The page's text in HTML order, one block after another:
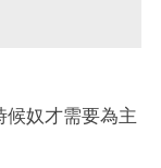
候奴才需要為主